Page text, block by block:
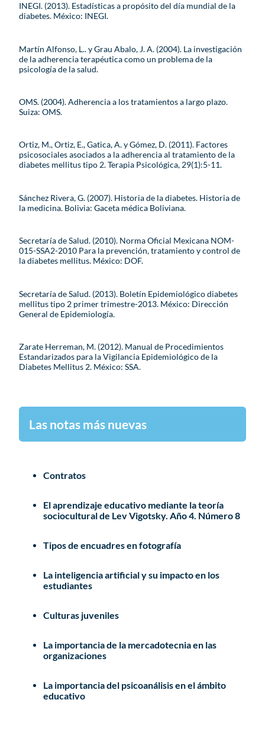
INEGI. (2013). Estadísticas a propósito del día mundial de la
diabetes. México: INEGI.
Martín Alfonso, L.. y Grau Abalo, J. A. (2004). La investigación
de la adherencia terapéutica como un problema de la
psicología de la salud.
OMS. (2004). Adherencia a los tratamientos a largo plazo.
Suiza: OMS.
Ortiz, M., Ortiz, E., Gatica, A. y Gómez, D. (2011). Factores
psicosociales asociados a la adherencia al tratamiento de la
diabetes mellitus tipo 2. Terapia Psicológica, 29(1):5-11.
Sánchez Rivera, G. (2007). Historia de la diabetes. Historia de
la medicina. Bolivia: Gaceta médica Boliviana.
Secretaría de Salud. (2010). Norma Oficial Mexicana NOM-
015-SSA2-2010 Para la prevención, tratamiento y control de
la diabetes mellitus. México: DOF.
Secretaría de Salud. (2013). Boletín Epidemiológico diabetes
mellitus tipo 2 primer trimestre-2013. México: Dirección
General de Epidemiología.
Zarate Herreman, M. (2012). Manual de Procedimientos
Estandarizados para la Vigilancia Epidemiológico de la
Diabetes Mellitus 2. México: SSA.
Las notas más nuevas
Contratos
El aprendizaje educativo mediante la teoría
sociocultural de Lev Vigotsky. Año 4. Número 8
Tipos de encuadres en fotografía
La inteligencia artificial y su impacto en los
estudiantes
Culturas juveniles
La importancia de la mercadotecnia en las
organizaciones
La importancia del psicoanálisis en el ámbito
educativo